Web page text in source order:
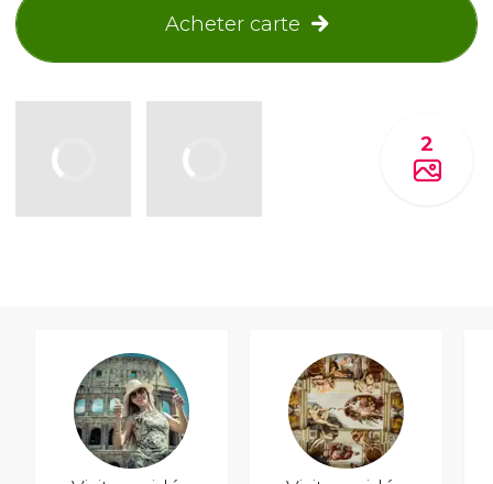
Acheter carte
2